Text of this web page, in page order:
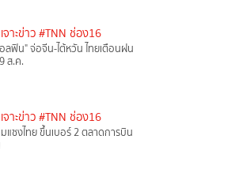
าะข่าว #TNN ช่อง16
ลฟิน" จ่อจีน-ไต้หวัน ไทยเตือนฝน
ส.ค.
าะข่าว #TNN ช่อง16
แซงไทย ขึ้นเบอร์ 2 ตลาดการบิน